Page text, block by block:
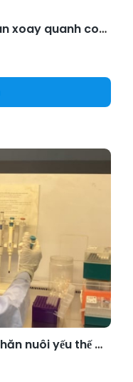
Nông nghiệp tuần hoàn xoay quanh con bò thịt
Giải pháp cứu người chăn nuôi yếu thế Ông Trần Thanh Hải, Giám đốc Sở NN-PTNT tỉnh Vĩnh Phúc từng chia sẻ: Những năm gần